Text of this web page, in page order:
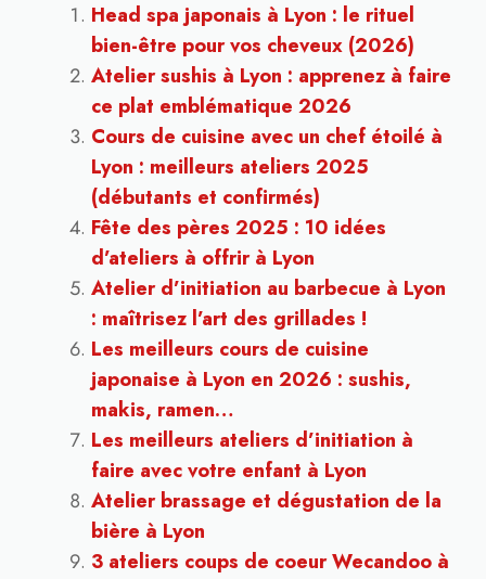
Head spa japonais à Lyon : le rituel
bien-être pour vos cheveux (2026)
Atelier sushis à Lyon : apprenez à faire
ce plat emblématique 2026
Cours de cuisine avec un chef étoilé à
Lyon : meilleurs ateliers 2025
(débutants et confirmés)
Fête des pères 2025 : 10 idées
d’ateliers à offrir à Lyon
Atelier d’initiation au barbecue à Lyon
: maîtrisez l’art des grillades !
Les meilleurs cours de cuisine
japonaise à Lyon en 2026 : sushis,
makis, ramen…
Les meilleurs ateliers d’initiation à
faire avec votre enfant à Lyon
Atelier brassage et dégustation de la
bière à Lyon
3 ateliers coups de coeur Wecandoo à